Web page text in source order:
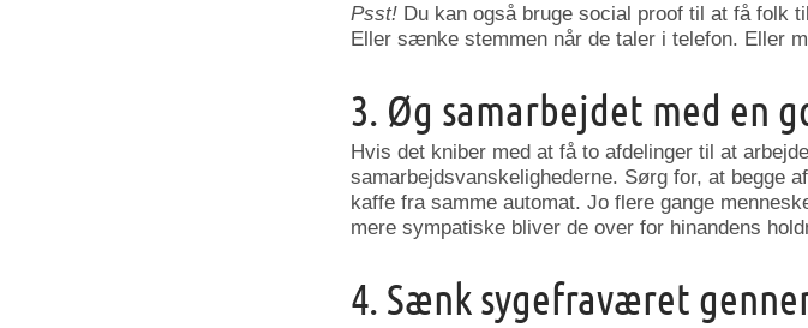
Psst! Du kan også bruge social proof til at få folk
Eller sænke stemmen når de taler i telefon. Eller
3. Øg samarbejdet med en
Hvis det kniber med at få to afdelinger til at
samarbejdsvanskelighederne. Sørg for, at begge
kaffe fra samme automat. Jo flere gange
mere sympatiske bliver de over for hinandens
4. Sænk sygefraværet